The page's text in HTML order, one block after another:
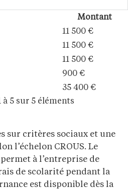
Montant
11 500 €
11 500 €
11 500 €
900 €
35 400 €
5 sur 5 éléments
sur critères sociaux et une
l’échelon CROUS. Le
à l’entreprise de
de scolarité pendant la
est disponible dès la